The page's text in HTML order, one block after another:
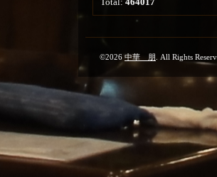
©2026 中華 朋 . All Rights